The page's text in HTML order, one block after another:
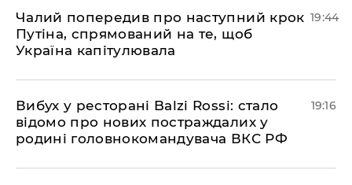
​Чалий попередив про наступний крок
Путіна, спрямований на те, щоб
Україна капітулювала
19:44
​Вибух у ресторані Balzi Rossi: стало
відомо про нових постраждалих у
родині головнокомандувача ВКС РФ
19:16